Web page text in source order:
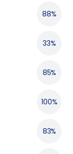
88%
33%
85%
100%
83%